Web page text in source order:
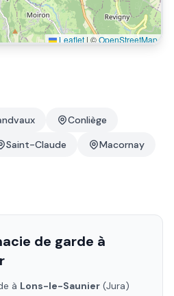
Leaflet | ©OpenStreetMap
Conliège
Saint-Claude
Macornay
de garde à
à Lons-le-Saunier (Jura)